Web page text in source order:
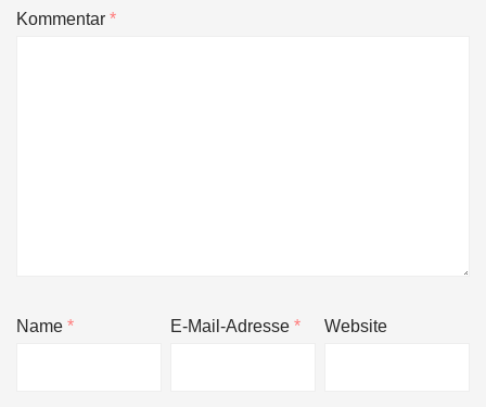
Kommentar*
Name* E-Mail-Adresse* Website